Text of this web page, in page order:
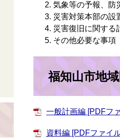
気象等の予報、防
災害対策本部の設
災害復旧に関する
その他必要な事項
福知山市地
一般計画編 [PDFフ
資料編 [PDFファイ